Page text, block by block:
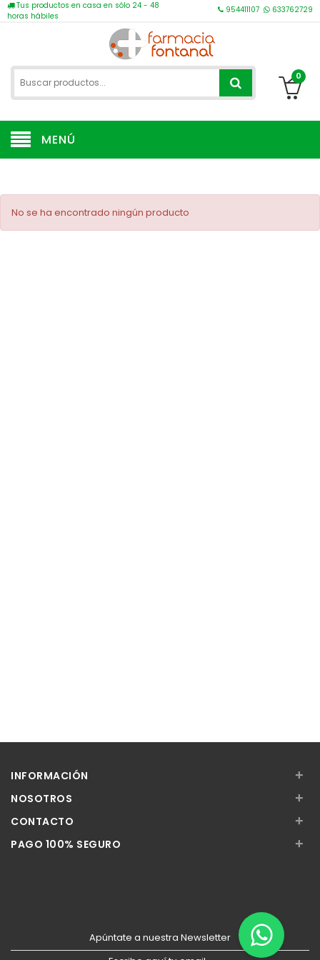
Tus productos en casa en sólo 24 - 48
horas hábiles
954411107 633762729
0
MENÚ
No se ha encontrado ningún producto
INFORMACIÓN +
NOSOTROS +
CONTACTO +
PAGO 100% SEGURO +
Apúntate a nuestra Newsletter